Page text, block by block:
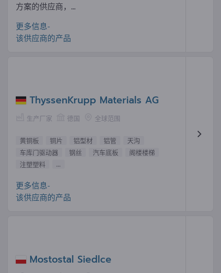
方案的供应商，...
更多信息-
该供应商的产品
ThyssenKrupp Materials AG
生产厂家 德国 全球范围
黄铜板 铜片 铝型材 铝管
天沟
车库门驱动器
钢丝 汽车底板
阁楼楼梯
注塑塑料
...
更多信息-
该供应商的产品
Mostostal Siedlce